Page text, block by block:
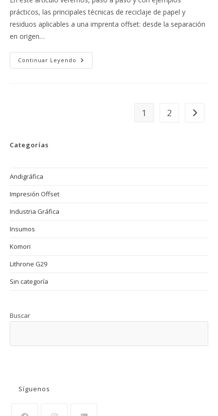
prácticos, las principales técnicas de reciclaje de papel y
residuos aplicables a una imprenta offset: desde la separación
en origen…
Continuar Leyendo Técnicas
De
1 2 Ir a la
Categorías
Andigráfica
Impresión Offset
Industria Gráfica
Insumos
Komori
Lithrone G29
Sin categoría
Buscar
Síguenos